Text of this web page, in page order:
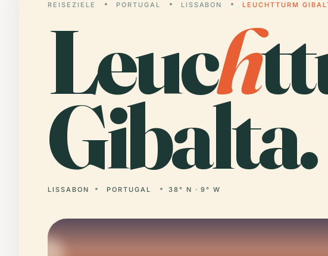
REISEZIELE PORTUGAL LISSABON LEUCHTTURM
Leuch
Gibalta.
LISSABON PORTUGAL 38° N · 9° W